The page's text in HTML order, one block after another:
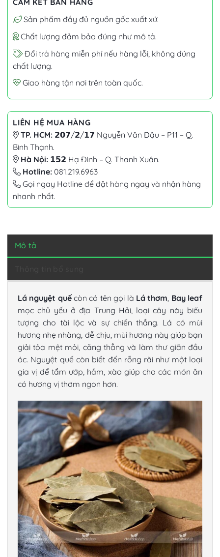
CAM KẾT BÁN HÀNG
Sản phẩm đầy đủ nguồn gốc xuất xứ.
Chất lượng đảm bảo đúng như mô tả.
Đổi trả hàng miễn phí nếu hàng lỗi, không đúng
chất lượng.
Giao hàng tận nơi trên toàn quốc.
LIÊN HỆ MUA HÀNG
TP. HCM: 𝟮𝟬𝟳/𝟮/𝟭𝟳 Nguyễn Văn Đậu – P11 – Q.
Bình Thạnh.
Hà Nội: 𝟭𝟱𝟮 Hạ Đình – Q. Thanh Xuân.
Hotline: 081.219.6963
Gọi ngay Hotline để đặt hàng ngay và nhận hàng
nhanh nhất.
Mô tả
Lá nguyệt quếcòn có tên gọi là Lá thơm Bay leaf
mọc chủ yếu ở địa Trung Hải, loại cây này biểu
tượng cho tài lộc và sự chiến thắng. Lá có mùi
hương nhẹ nhàng, dễ chịu, mùi hương này giúp bạn
giải tỏa mệt mỏi, căng thẳng và làm thư giãn đầu
óc. Nguyệt quế còn biết đến rỗng rãi như một loại
gia vị để tẩm ướp, hầm, xào giúp cho các món ăn
có hương vị thơm ngon hơn.